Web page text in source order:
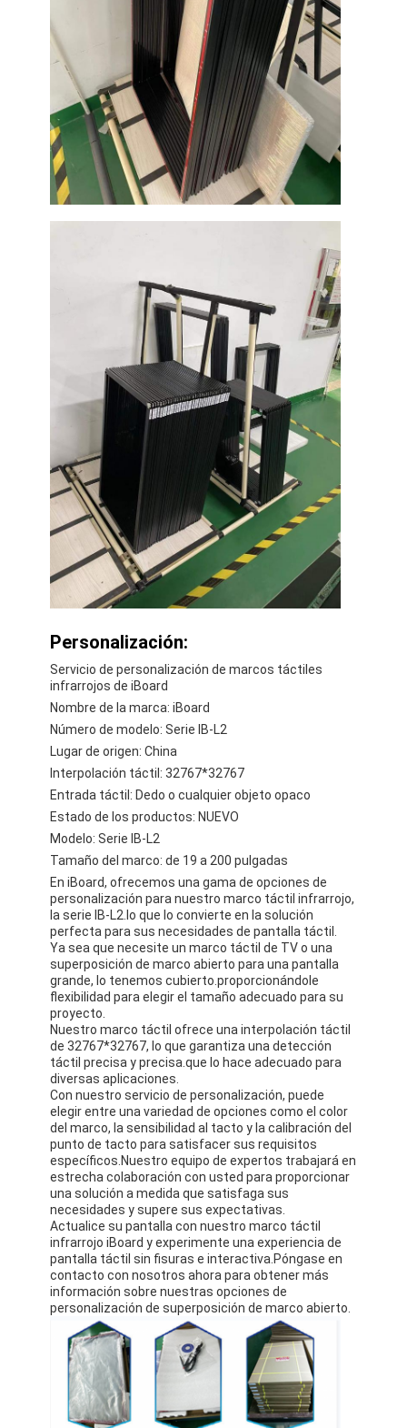
Personalización:
Servicio de personalización de marcos táctiles
infrarrojos de iBoard
Nombre de la marca: iBoard
Número de modelo: Serie IB-L2
Lugar de origen: China
Interpolación táctil: 32767*32767
Entrada táctil: Dedo o cualquier objeto opaco
Estado de los productos: NUEVO
Modelo: Serie IB-L2
Tamaño del marco: de 19 a 200 pulgadas
En iBoard, ofrecemos una gama de opciones de
personalización para nuestro marco táctil infrarrojo,
la serie IB-L2.lo que lo convierte en la solución
perfecta para sus necesidades de pantalla táctil.
Ya sea que necesite un marco táctil de TV o una
superposición de marco abierto para una pantalla
grande, lo tenemos cubierto.proporcionándole
flexibilidad para elegir el tamaño adecuado para su
proyecto.
Nuestro marco táctil ofrece una interpolación táctil
de 32767*32767, lo que garantiza una detección
táctil precisa y precisa.que lo hace adecuado para
diversas aplicaciones.
Con nuestro servicio de personalización, puede
elegir entre una variedad de opciones como el color
del marco, la sensibilidad al tacto y la calibración del
punto de tacto para satisfacer sus requisitos
específicos.Nuestro equipo de expertos trabajará en
estrecha colaboración con usted para proporcionar
una solución a medida que satisfaga sus
necesidades y supere sus expectativas.
Actualice su pantalla con nuestro marco táctil
infrarrojo iBoard y experimente una experiencia de
pantalla táctil sin fisuras e interactiva.Póngase en
contacto con nosotros ahora para obtener más
información sobre nuestras opciones de
personalización de superposición de marco abierto.